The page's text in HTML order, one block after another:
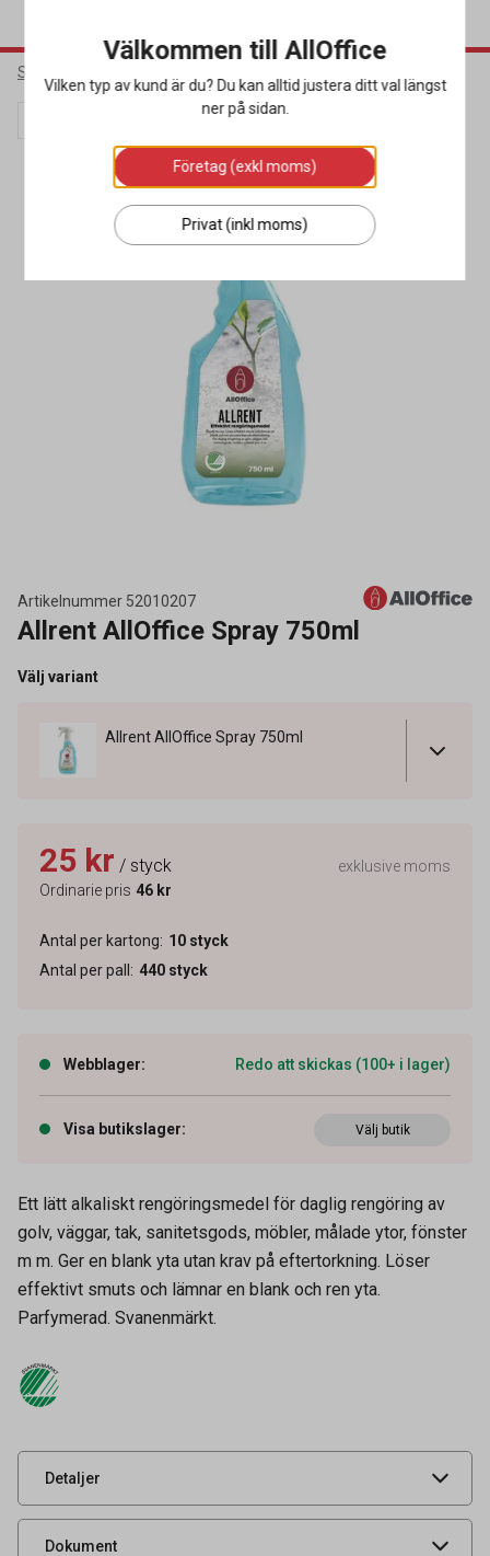
Städ & Hygien
Miljöval
Artikelnummer 52010207
Allrent AllOffice Spray 750ml
Välj variant
Allrent AllOffice Spray 750ml
25 kr / styck
Ordinarie pris 46 kr
exklusive moms
Antal per kartong: 10 styck
Antal per pall : 440 styck
Webblager: Redo att skickas (100+ i lager)
Visa butikslager: Välj butik
Ett lätt alkaliskt rengöringsmedel för daglig rengöring av
golv, väggar, tak, sanitetsgods, möbler, målade ytor, fönster
m m. Ger en blank yta utan krav på eftertorkning. Löser
effektivt smuts och lämnar en blank och ren yta.
Parfymerad. Svanenmärkt.
Detaljer
Artikelnummer 52010207
Volym
Tidigare artikelnummer
Leverantörens
UNSPSC 47131800
Dokument
Produktdatablad
Välkommen till AllOffice
Vilken typ av kund är du? Du kan alltid justera ditt val längst
ner på sidan.
Företag (exkl moms)
Privat (inkl moms)